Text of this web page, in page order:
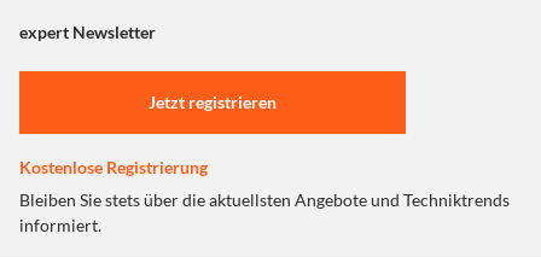
Kompakte Stromversorgung für dein neues Smartphone
dank des 25 W Schnellladeadapters.
"Marketing".
Einstellungen anpassen
expert Newsletter
Jetzt registrieren
Kostenlose Registrierung
Bleiben Sie stets über die aktuellsten Angebote und Techniktrends
informiert.